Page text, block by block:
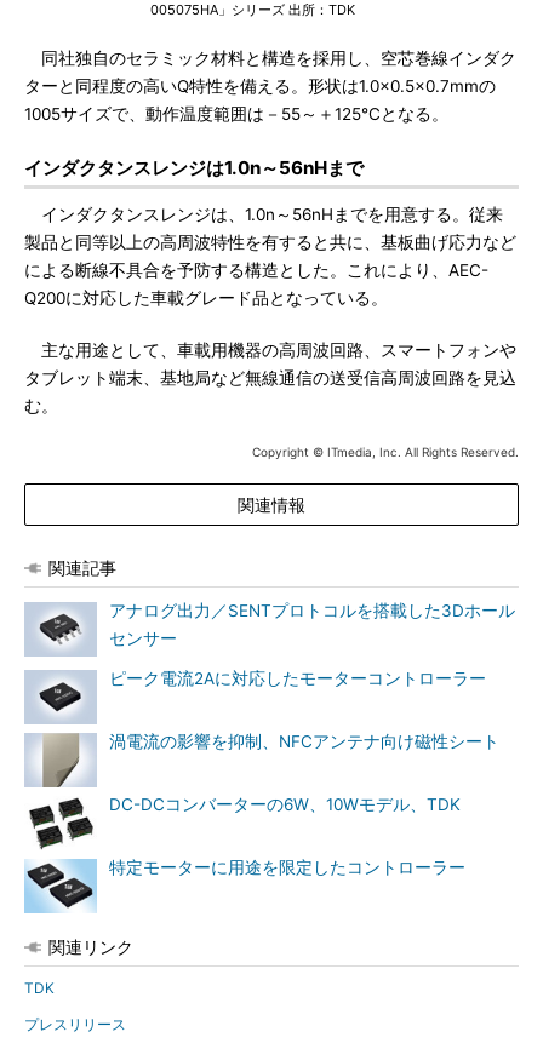
005075HA」シリーズ 出所：TDK
同社独自のセラミック材料と構造を採用し、空芯巻線インダク
ターと同程度の高いQ特性を備える。形状は1.0×0.5×0.7mmの
1005サイズで、動作温度範囲は－55～＋125℃となる。
インダクタンスレンジは1.0n～56nHまで
インダクタンスレンジは、1.0n～56nHまでを用意する。従来
製品と同等以上の高周波特性を有すると共に、基板曲げ応力など
による断線不具合を予防する構造とした。これにより、AEC-
Q200に対応した車載グレード品となっている。
主な用途として、車載用機器の高周波回路、スマートフォンや
タブレット端末、基地局など無線通信の送受信高周波回路を見込
む。
Copyright © ITmedia, Inc. All Rights Reserved.
関連情報
関連記事
アナログ出力／SENTプロトコルを搭載した3Dホール
センサー
ピーク電流2Aに対応したモーターコントローラー
渦電流の影響を抑制、NFCアンテナ向け磁性シート
DC-DCコンバーターの6W、10Wモデル、TDK
特定モーターに用途を限定したコントローラー
関連リンク
TDK
プレスリリース